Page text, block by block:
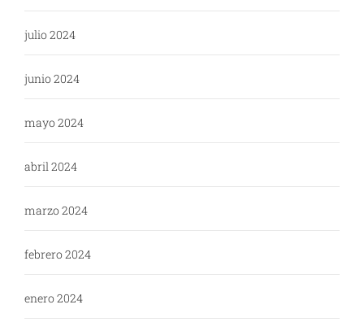
julio 2024
junio 2024
mayo 2024
abril 2024
marzo 2024
febrero 2024
enero 2024